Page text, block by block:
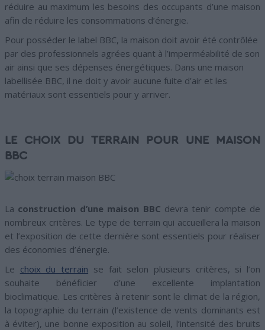
réduire au maximum les besoins des occupants d’une maison
afin de réduire les consommations d’énergie.
Pour posséder le label BBC, la maison doit avoir été contrôlée
par des professionnels agrées quant à l’imperméabilité de son
air ainsi que ses dépenses énergétiques. Dans une maison
labellisée BBC, il ne doit y avoir aucune fuite d’air et les
matériaux sont essentiels pour y arriver.
LE CHOIX DU TERRAIN POUR UNE MAISON
BBC
La construction d’une maison BBC devra tenir compte de
nombreux critères. Le type de terrain qui accueillera la maison
et l’exposition de cette dernière sont essentiels pour réaliser
des économies d’énergie.
Le choix du terrain se fait selon plusieurs critères, si l’on
souhaite bénéficier d’une excellente implantation
bioclimatique. Les critères à retenir sont le climat de la région,
la topographie du terrain (l’existence de vents dominants est
à éviter), une bonne exposition au soleil, l’intensité des bruits